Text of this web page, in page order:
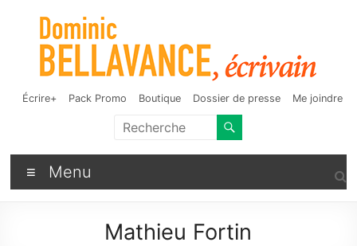
contenu
Dominic Bellavance,
écrivain
Auteur de fantasy, d'humour et d'autres bizarreries
Écrire+ Pack Promo Boutique Dossier de presse Me joindre
Menu
Mathieu Fortin